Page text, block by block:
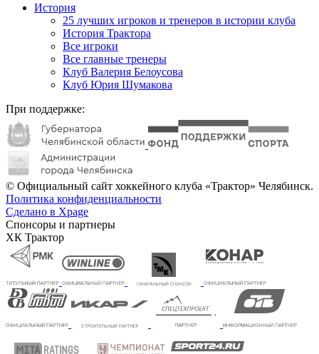
История
25 лучших игроков и тренеров в истории клуба
История Трактора
Все игроки
Все главные тренеры
Клуб Валерия Белоусова
Клуб Юрия Шумакова
При поддержке:
© Официальный сайт хоккейного клуба «Трактор» Челябинск.
Политика конфиденциальности
Сделано в Xpage
Спонсоры и партнеры
ХК Трактор